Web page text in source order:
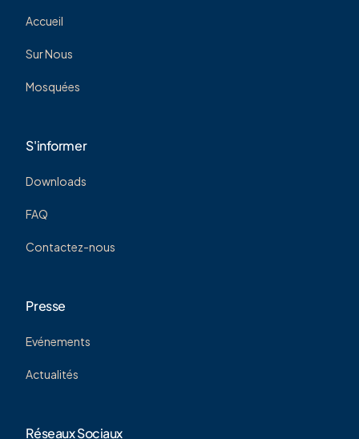
Accueil
Sur Nous
Mosquées
S'informer
Downloads
FAQ
Contactez-nous
Presse
Evénements
Actualités
Réseaux Sociaux